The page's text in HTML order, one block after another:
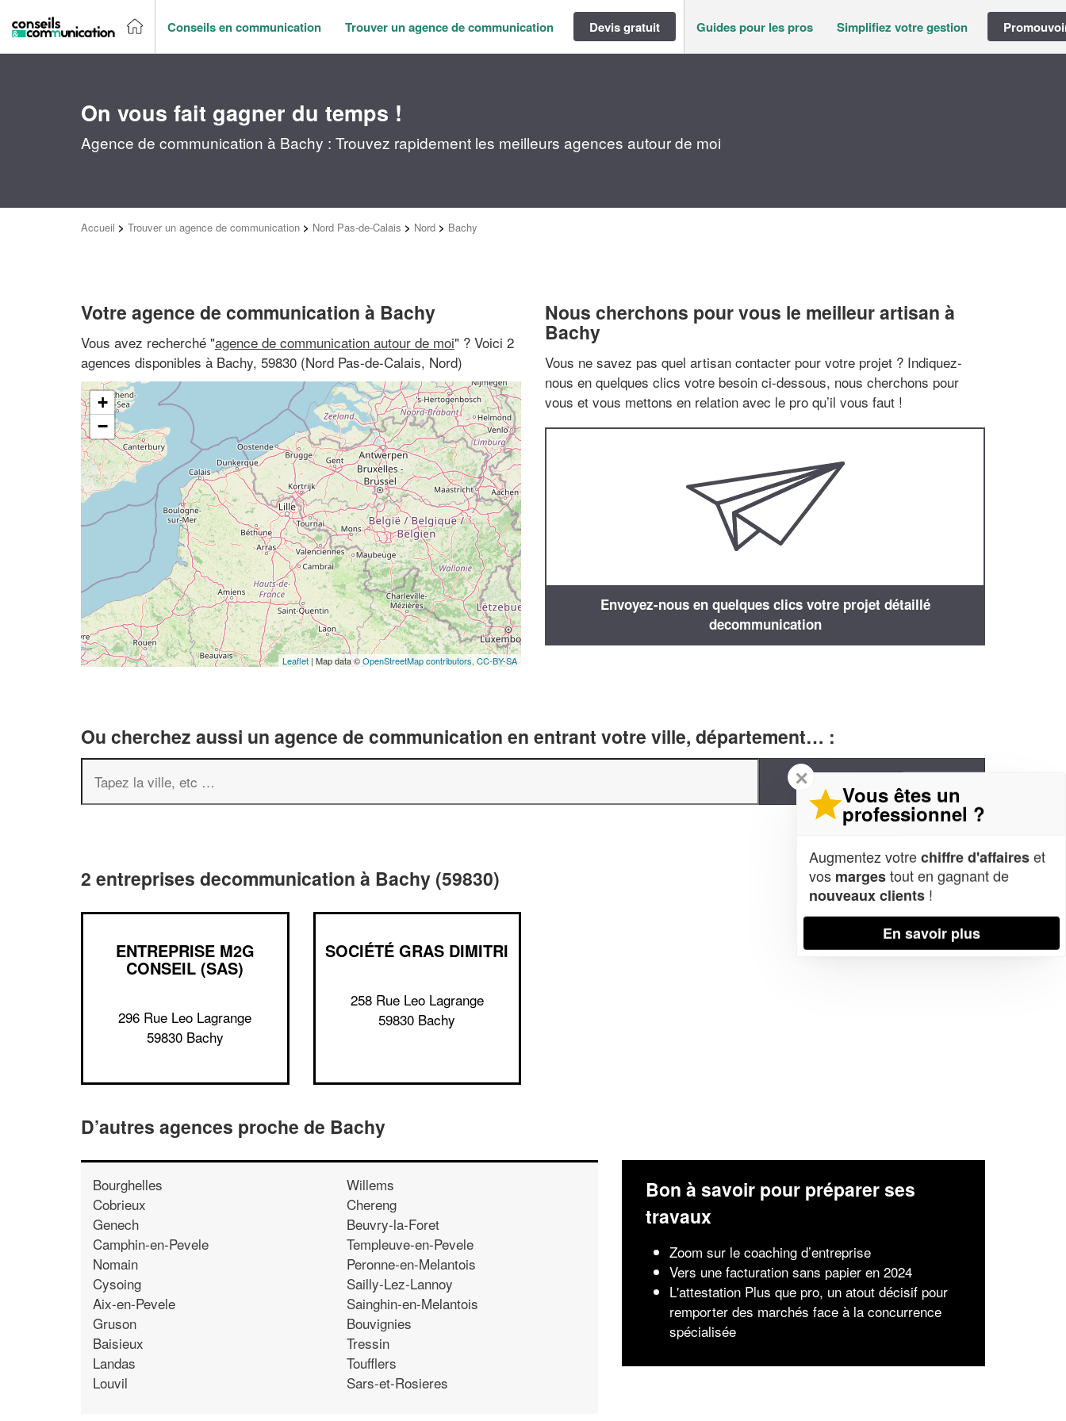
Conseils en communication Trouver un agence de communication Devis gratuit Guides pour les pros Simplifiez votre gestion
On vous fait gagner du temps !
Agence de communication à Bachy : Trouvez rapidement les meilleurs agences autour de moi
Accueil > Trouver un agence de communication > Nord Pas-de-Calais > Nord > Bachy
Votre agence de communication à Bachy
Vous avez recherché "agence de communication autour de moi" ? Voici 2
agences disponibles à Bachy, 59830 (Nord Pas-de-Calais, Nord)
+
−
Leaflet | Map data ©OpenStreetMap contributors, CC-BY-SA
Nous cherchons pour vous le meilleur artisan à
Bachy
Vous ne savez pas quel artisan contacter pour votre projet ? Indiquez-
nous en quelques clics votre besoin ci-dessous, nous cherchons pour
vous et vous mettons en relation avec le pro qu’il vous faut !
Envoyez-nous en quelques clics votre projet détaillé
decommunication
Ou cherchez aussi un agence de communication en entrant votre ville, département… :
2 entreprises decommunication à Bachy (59830)
ENTREPRISE M2G
CONSEIL (SAS)
296 Rue Leo Lagrange
59830 Bachy
SOCIÉTÉ GRAS DIMITRI
258 Rue Leo Lagrange
59830 Bachy
D’autres agences proche de Bachy
Bourghelles
Cobrieux
Genech
Camphin-en-Pevele
Nomain
Cysoing
Aix-en-Pevele
Gruson
Baisieux
Landas
Louvil
Willems
Chereng
Beuvry-la-Foret
Templeuve-en-Pevele
Peronne-en-Melantois
Sailly-Lez-Lannoy
Sainghin-en-Melantois
Bouvignies
Tressin
Toufflers
Sars-et-Rosieres
Bon à savoir pour préparer ses
travaux
Zoom sur le coaching d’entreprise
Vers une facturation sans papier en 2024
L'attestation Plus que pro, un atout décisif pour
remporter des marchés face à la concurrence
spécialisée
✕
Vous êtes un
professionnel ?
Augmentez votrechiffre d'affaireset
vos margestout en gagnant de
nouveaux clients !
En savoir plus